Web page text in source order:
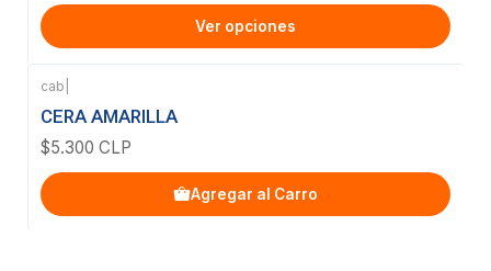
Ver opciones
cab
CERA AMARILLA
$5.300 CLP
Agregar al Carro